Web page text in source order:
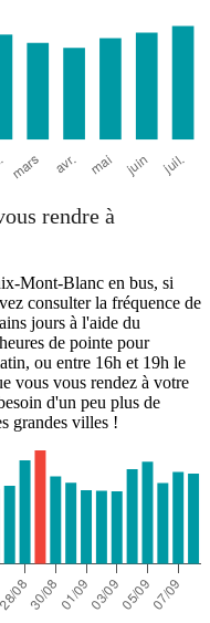
Blanc
rendre à
Mont-Blanc en bus, si
consulter la fréquence de
jours à l'aide du
de pointe pour
ou entre 16h et 19h le
vous vous rendez à votre
d'un peu plus de
grandes villes !